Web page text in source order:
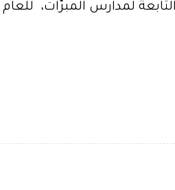
لمدارس المبرّات،